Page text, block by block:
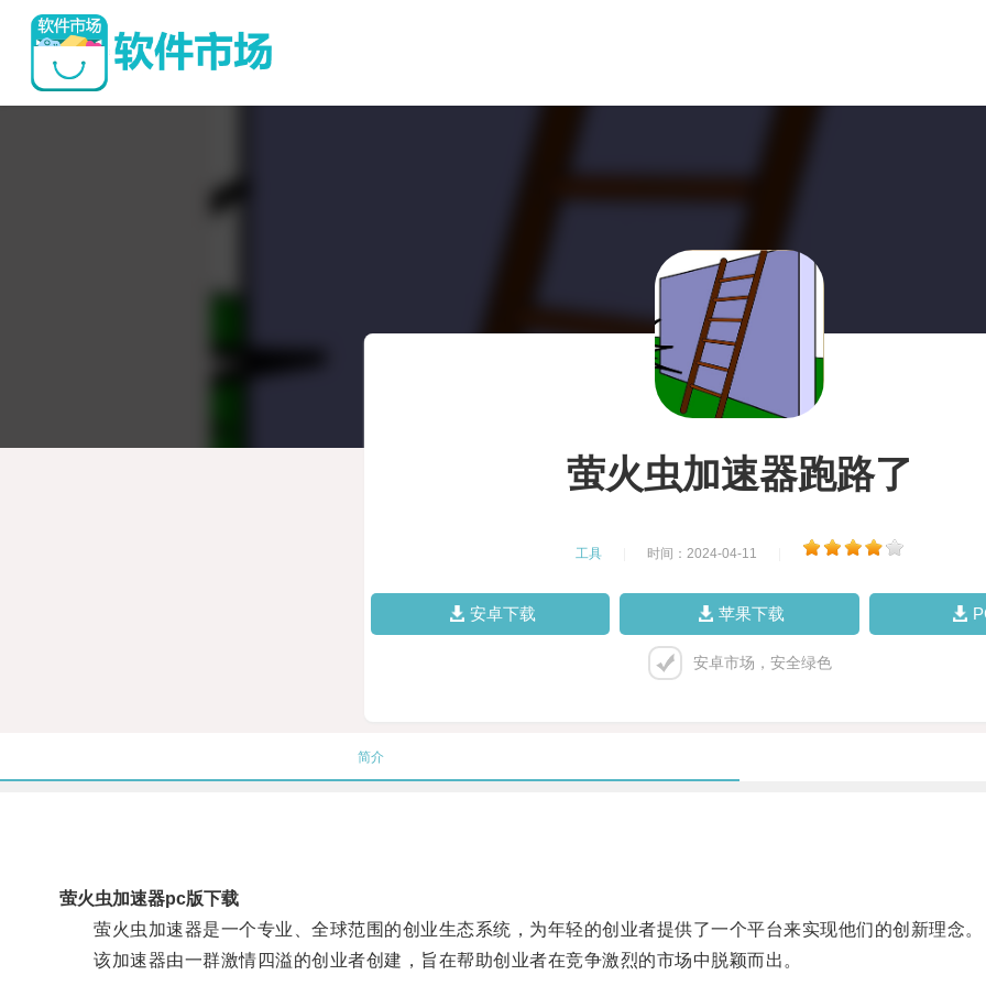
萤火虫加速器跑路了
工具 时间：2024-04-11
安卓下载 苹果下载
安卓市场，安全绿色
简介
萤火虫加速器pc版下载
萤火虫加速器是一个专业、全球范围的创业生态系统，为年轻的创业者提供了一个平台来实现他们的创新理念。
该加速器由一群激情四溢的创业者创建，旨在帮助创业者在竞争激烈的市场中脱颖而出。